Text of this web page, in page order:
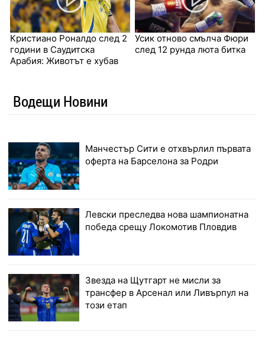
Кристиано Роналдо след 2
години в Саудитска
Арабия: Животът е хубав
Усик отново смълча Фюри
след 12 рунда люта битка
Водещи Новини
Манчестър Сити е отхвърлил първата
оферта на Барселона за Родри
Левски преследва нова шампионатна
победа срещу Локомотив Пловдив
Звезда на Щутгарт не мисли за
трансфер в Арсенал или Ливърпул на
този етап